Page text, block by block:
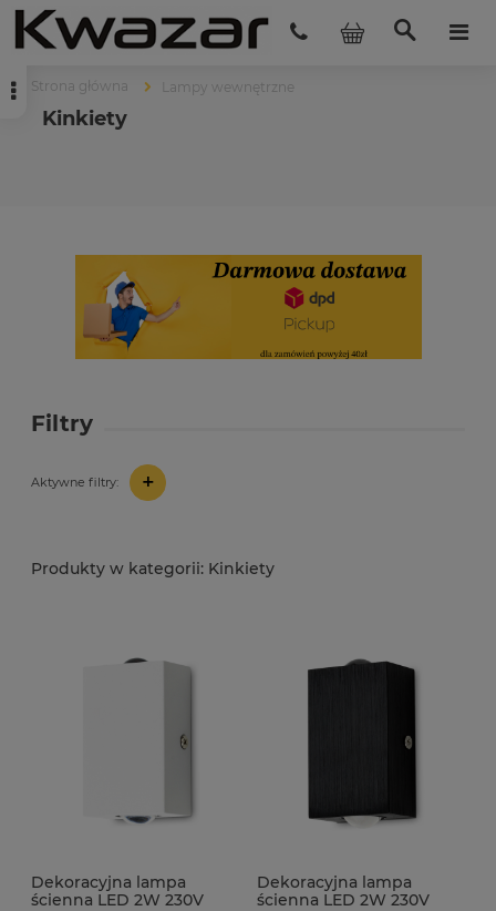
Strona główna Lampy wewnętrzne
Kinkiety
Filtry
Aktywne filtry: +
Kinkiety
Dekoracyjna lampa
ścienna LED 2W 230V
Dekoracyjna lampa
ścienna LED 2W 230V